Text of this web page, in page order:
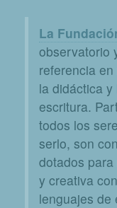
La
observatorio
referencia
la didáctica
escritura.
todos los
serlo, son
dotados
y creativa
lenguajes de